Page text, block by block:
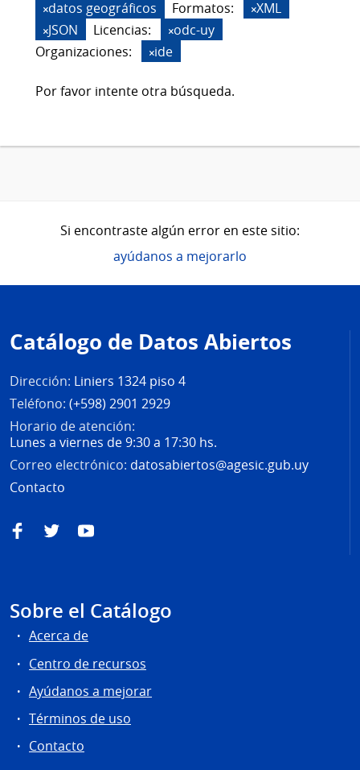
datos geográficos
Formatos:
XML
JSON
Licencias:
odc-uy
Organizaciones:
ide
Por favor intente otra búsqueda.
Si encontraste algún error en este sitio:
ayúdanos a mejorarlo
de
página
Catálogo de Datos Abiertos
Dirección: Liniers 1324 piso 4
Teléfono: (+598) 2901 2929
Horario de atención:
Lunes a viernes de 9:30 a 17:30 hs.
Correo electrónico: datosabiertos@agesic.gub.uy
Contacto
FacebookTwitterYouTube
Sobre el Catálogo
Acerca de
Centro de recursos
Ayúdanos a mejorar
Términos de uso
Contacto